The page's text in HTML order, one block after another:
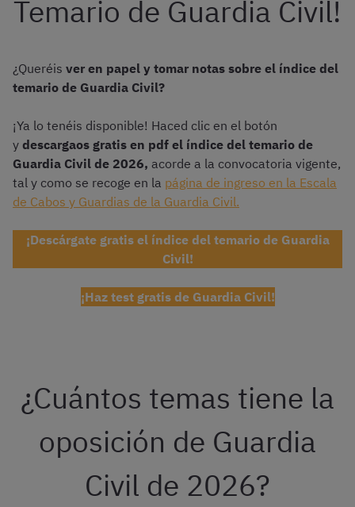
Temario de Guardia Civil!
¿Queréis ver en papel y tomar notas sobre el índice del
temario de Guardia Civil?
¡Ya lo tenéis disponible! Haced clic en el botón
y descargaos gratis en pdf el índice del temario de
Guardia Civil de 2026, acorde a la convocatoria vigente,
tal y como se recoge en la página de ingreso en la Escala
de Cabos y Guardias de la Guardia Civil.
¡Descárgate gratis el índice del temario de Guardia
Civil!
¡Haz test gratis de Guardia Civil!
¿Cuántos temas tiene la
oposición de Guardia
Civil de 2026?